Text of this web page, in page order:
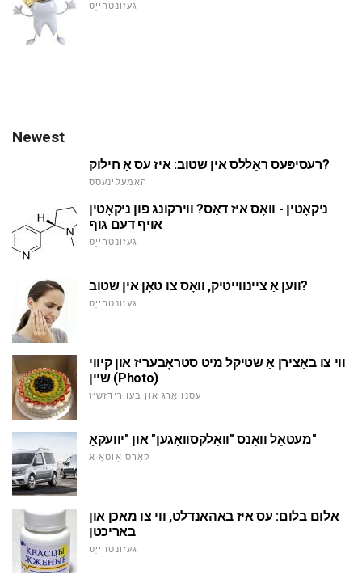
געזונטהייַט
Newest
רעסיפּעס ראָללס אין שטוב: איז עס אַ חילוק?
האָמעלינעסס
ניקאָטין - וואָס איז דאָס? ווירקונג פון ניקאָטין
אויף דעם גוף
געזונטהייַט
ווען אַ ציינווייטיק, וואָס צו טאָן אין שטוב?
געזונטהייַט
ווי צו באַצירן אַ שטיקל מיט סטראָבעריז און קיווי
שיין (Photo)
עסנוואַרג און בעוורידזשיז
מעטאַל וואַנס "וואָלקסוואַגען" און "יוועקאָ"
קאַרס אַוטאָ א
אַלום בלום: עס איז באהאנדלט, ווי צו מאַכן און
באריכטן
געזונטהייַט